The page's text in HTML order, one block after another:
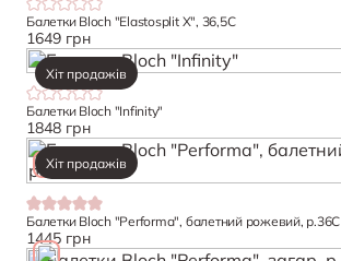
Балетки Bloch "Elastosplit X", 36,5С
1649 грн
Хіт продажів
Балетки Bloch "Infinity"
1848 грн
Хіт продажів
Балетки Bloch "Performa", балетний рожевий, р.36C
1445 грн